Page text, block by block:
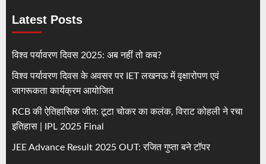
Latest Posts
विश्व पर्यावरण दिवस 2025: अब नहीं तो कब?
विश्व पर्यावरण दिवस के अवसर पर IET लखनऊ में वृक्षारोपण एवं
जागरूकता कार्यक्रम आयोजित
RCB की ऐतिहासिक जीत: टूटा चोकर का कलंक, विराट कोहली ने रचा
इतिहास | IPL 2025 Final
JEE Advance Result 2025 OUT: रजित गुप्ता बने टॉपर